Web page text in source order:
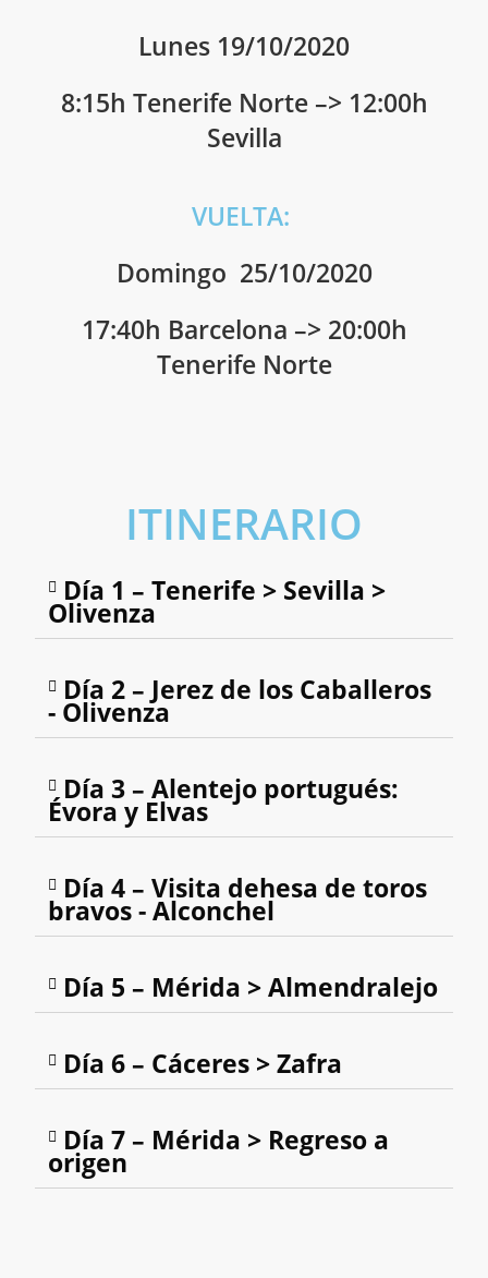
Lunes 19/10/2020
8:15h Tenerife Norte –> 12:00h
Sevilla
VUELTA:
Domingo 25/10/2020
17:40h Barcelona –> 20:00h
Tenerife Norte
ITINERARIO
Día 1 – Tenerife > Sevilla >
Olivenza
Día 2 – Jerez de los Caballeros
- Olivenza
Día 3 – Alentejo portugués:
Évora y Elvas
Día 4 – Visita dehesa de toros
bravos - Alconchel
Día 5 – Mérida > Almendralejo
Día 6 – Cáceres > Zafra
Día 7 – Mérida > Regreso a
origen